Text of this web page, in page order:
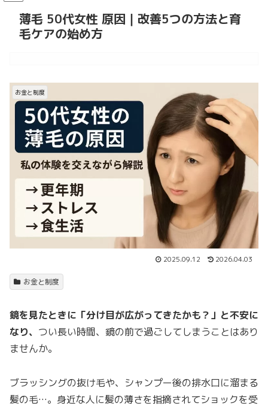
薄毛 50代女性 原因｜改善5つの方法と育
毛ケアの始め方
お金と制度
2025.09.12 2026.04.03
お金と制度
鏡を見たときに「分け目が広がってきたかも？」と不安に
なり、 つい長い時間、鏡の前で過ごしてしまうことはあり
ませんか。
ブラッシングの抜け毛や、シャンプー後の排水口に溜まる
髪の毛…。身近な人に髪の薄さを指摘されてショックを受